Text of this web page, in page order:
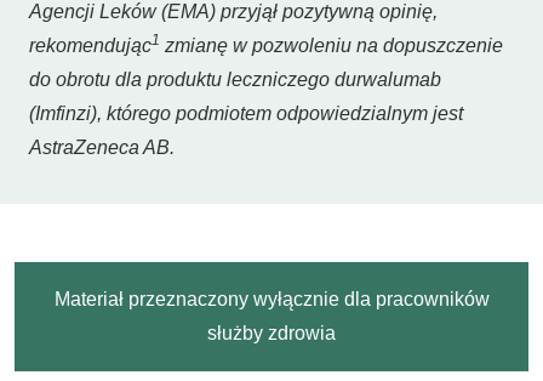
Agencji Leków (EMA) przyjął pozytywną opinię,
rekomendując1 zmianę w pozwoleniu na dopuszczenie
do obrotu dla produktu leczniczego durwalumab
(Imfinzi), którego podmiotem odpowiedzialnym jest
AstraZeneca AB.
Materiał przeznaczony wyłącznie dla pracowników
służby zdrowia